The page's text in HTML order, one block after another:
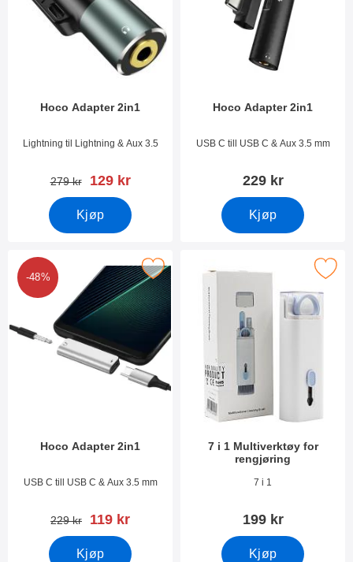
Hoco Adapter 2in1
Varenummer 44107
Lightning til Lightning & Aux 3.5
gammel pris
279 kr ny pris
129 kr
Kjøp
Hoco Adapter 2in1
Varenummer 38834
USB C till USB C & Aux 3.5 mm
229 kr
Kjøp
-48%
Hoco Adapter 2in1
Varenummer 38833
USB C till USB C & Aux 3.5 mm
gammel pris
229 kr ny pris
119 kr
Kjøp
Merk hoco Adapter 2in1 som favoritt
7 i 1 Multiverktøy for
rengjøring
Varenummer 49904
7 i 1
199 kr
Kjøp
Merk 7 i 1 Multiverktøy for